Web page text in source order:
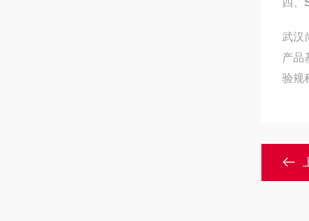
四、
武汉
产品
验规